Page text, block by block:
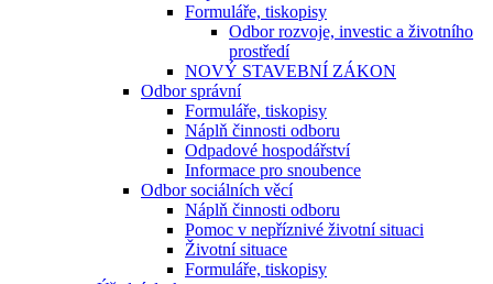
Formuláře, tiskopisy
Odbor rozvoje, investic a životního
prostředí
NOVÝ STAVEBNÍ ZÁKON
Odbor správní
Formuláře, tiskopisy
Náplň činnosti odboru
Odpadové hospodářství
Informace pro snoubence
Odbor sociálních věcí
Náplň činnosti odboru
Pomoc v nepříznivé životní situaci
Životní situace
Formuláře, tiskopisy